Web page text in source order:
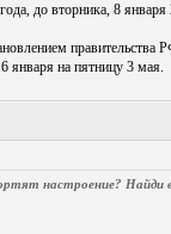
до вторника, 8
января на пятницу 3 мая.
настроение? Найди